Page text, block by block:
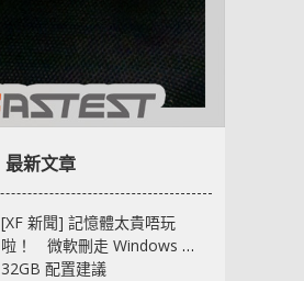
最新文章
[XF 新聞] 記憶體太貴唔玩
啦！ 微軟刪走 Windows 11
32GB 配置建議